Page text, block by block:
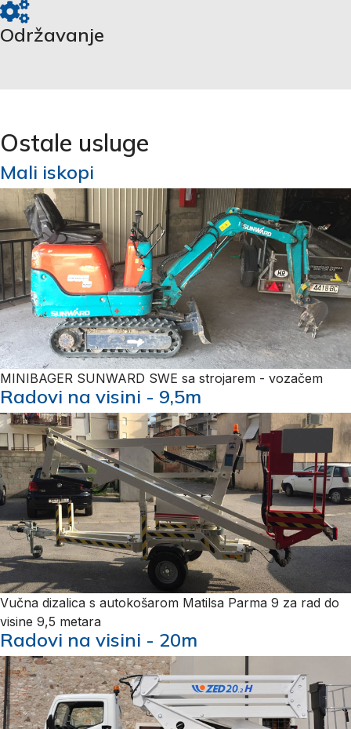
Održavanje
Ostale usluge
Mali iskopi
MINIBAGER SUNWARD SWE sa strojarem - vozačem
Radovi na visini - 9,5m
Vučna dizalica s autokošarom Matilsa Parma 9 za rad do
visine 9,5 metara
Radovi na visini - 20m